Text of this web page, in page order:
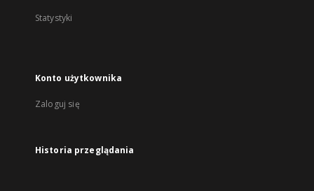
Statystyki
Konto użytkownika
Zaloguj się
Historia przeglądania